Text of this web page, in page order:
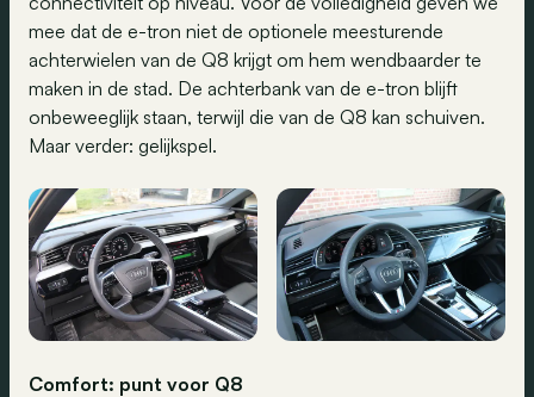
mee dat de e-tron niet de optionele meesturende
achterwielen van de Q8 krijgt om hem wendbaarder te
maken in de stad. De achterbank van de e-tron blijft
onbeweeglijk staan, terwijl die van de Q8 kan schuiven.
Maar verder: gelijkspel.
Comfort: punt voor Q8